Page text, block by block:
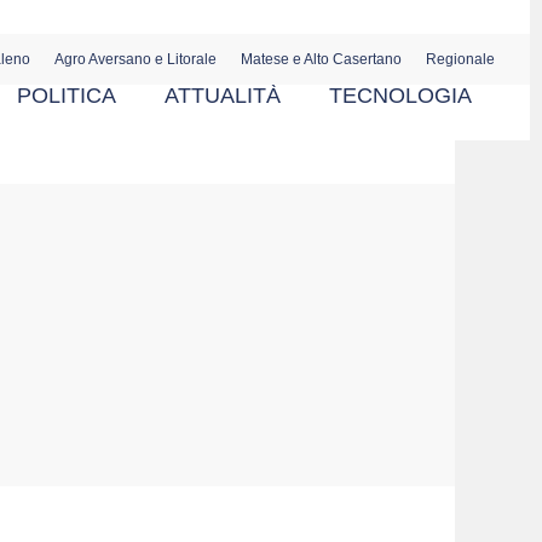
Agro Aversano e Litorale Matese e Alto Casertano Regionale
POLITICA ATTUALITÀ TECNOLOGIA